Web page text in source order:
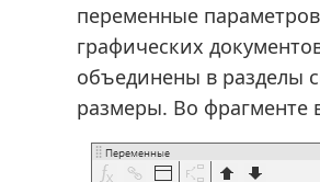
переменные
графических
объединены в разделы
размеры. Во фрагменте